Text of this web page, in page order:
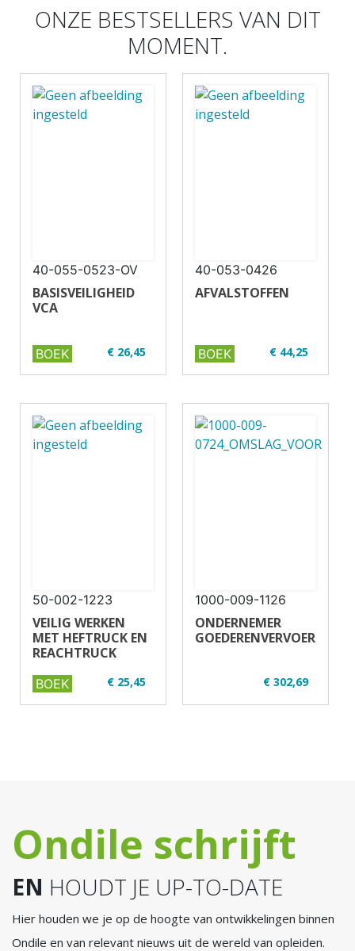
ONZE BESTSELLERS VAN DIT
MOMENT.
40-055-0523-OV
BASISVEILIGHEID
VCA
€ 26,45
✔ Volledig up-to-
✔ Full colour
✔ Paperback
BOEK
40-053-0426
AFVALSTOFFEN
€ 44,25
✔ Volgens
CBR/CCV
✔ Full colour
✔ Paperback
BOEK
50-002-1223
VEILIG WERKEN
MET HEFTRUCK EN
REACHTRUCK
€ 25,45
✔ U16-2
BOEK
1000-009-1126
ONDERNEMER
GOEDERENVERVOER
€ 302,69
✔ Alles in 1 pakket
Ondile schrijft
EN HOUDT JE UP-TO-DATE
Hier houden we je op de hoogte van ontwikkelingen binnen
Ondile en van relevant nieuws uit de wereld van opleiden.